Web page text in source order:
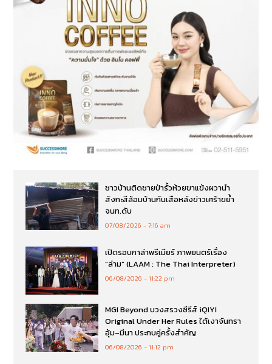
ชาวบ้านติดชายป่ารั้วห้วยขาแข้งผวานำ
สังกะสีล้อมบ้านกันเสือหลังข่าวเศร้าขย้ำ
จนท.ดับ
07/08/2026 7:16 am
เปิดรอบกาล่าพรีเมียร์ ภาพยนตร์เรื่อง
”ล่าม“ (LAAM : The Thai Interpreter)
06/08/2026 11:22 pm
MGI Beyond บวงสรวงซีรีส์ iQIYI
Original Under Her Rules ใต้เงาจันทรา
อุ้ม–มีนา ประกบคู่ครั้งสำคัญ
06/08/2026 11:12 pm